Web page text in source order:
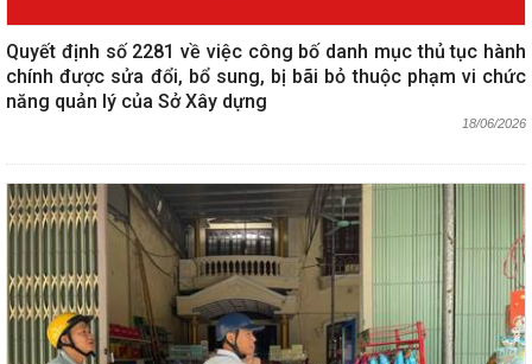
Quyết định số 2281 về việc công bố danh mục thủ tục hành
chính được sửa đổi, bổ sung, bị bãi bỏ thuộc phạm vi chức
năng quản lý của Sở Xây dựng
18/06/2026